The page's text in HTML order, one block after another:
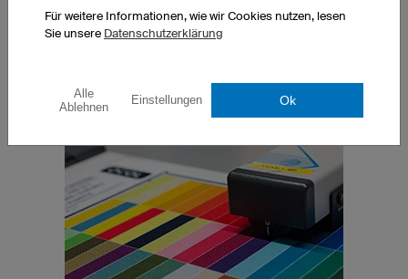
In jeder Stufe der Produktentwicklung arbeiten wir eng mit
Entwicklungsprozesses.
Für weitere Informationen, wie wir Cookies nutzen, lesen
Sie unsere Datenschutzerklärung
Alle
Ablehnen
Einstellungen Ok